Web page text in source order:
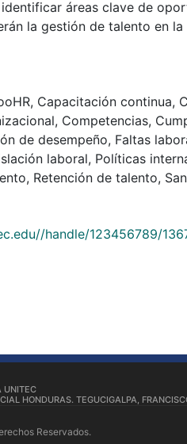
áreas clave de
la gestión de talento en la
, Capacitación continua,
, Competencias,
de desempeño, Faltas
laboral, Políticas
, Retención de talento,
handle/123456789/
UNITEC
HONDURAS. TEGUCIGALPA,
Reservados.